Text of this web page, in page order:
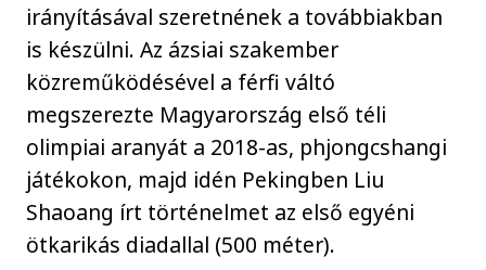
irányításával szeretnének a továbbiakban
is készülni. Az ázsiai szakember
közreműködésével a férfi váltó
megszerezte Magyarország első téli
olimpiai aranyát a 2018-as, phjongcshangi
játékokon, majd idén Pekingben Liu
Shaoang írt történelmet az első egyéni
ötkarikás diadallal (500 méter).